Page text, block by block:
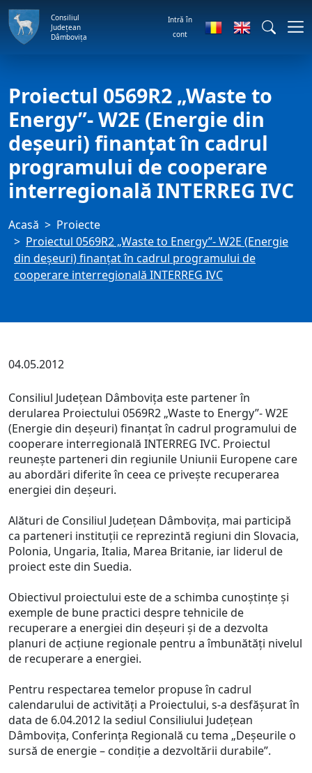
Consiliul
Județean
Dâmbovița
Intră în
cont
Proiectul 0569R2 „Waste to
Energy”- W2E (Energie din
deşeuri) finanţat în cadrul
programului de cooperare
interregională INTERREG IVC
Acasă
Proiecte
Proiectul 0569R2 „Waste to Energy”- W2E (Energie
din deşeuri) finanţat în cadrul programului de
cooperare interregională INTERREG IVC
04.05.2012
Consiliul Judeţean Dâmboviţa este partener în
derularea Proiectului 0569R2 „Waste to Energy”- W2E
(Energie din deşeuri) finanţat în cadrul programului de
cooperare interregională INTERREG IVC. Proiectul
reuneşte parteneri din regiunile Uniunii Europene care
au abordări diferite în ceea ce priveşte recuperarea
energiei din deşeuri.
Alături de Consiliul Judeţean Dâmboviţa, mai participă
ca parteneri instituţii ce reprezintă regiuni din Slovacia,
Polonia, Ungaria, Italia, Marea Britanie, iar liderul de
proiect este din Suedia.
Obiectivul proiectului este de a schimba cunoştinţe şi
exemple de bune practici despre tehnicile de
recuperare a energiei din deşeuri şi de a dezvolta
planuri de acţiune regionale pentru a îmbunătăţi nivelul
de recuperare a energiei.
Pentru respectarea temelor propuse în cadrul
calendarului de activităţi a Proiectului, s-a desfăşurat în
data de 6.04.2012 la sediul Consiliului Judeţean
Dâmboviţa, Conferinţa Regională cu tema „Deşeurile o
sursă de energie – condiţie a dezvoltării durabile”.